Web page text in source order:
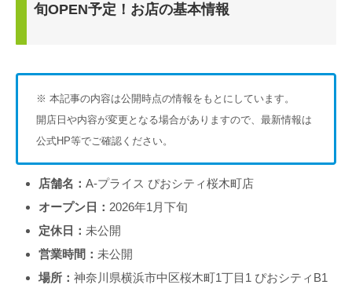
旬OPEN予定！お店の基本情報
※ 本記事の内容は公開時点の情報をもとにしています。
開店日や内容が変更となる場合がありますので、最新情報は
公式HP等でご確認ください。
店舗名： A-プライス ぴおシティ桜木町店
オープン日： 2026年1月下旬
定休日： 未公開
営業時間： 未公開
場所： 神奈川県横浜市中区桜木町1丁目1 ぴおシティB1